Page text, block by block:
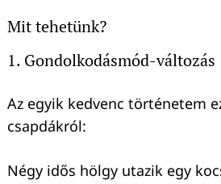
Mit tehetünk?
1. Gondolkodásmód-változás
Az egyik kedvenc történetem
csapdákról:
Négy idős hölgy utazik egy